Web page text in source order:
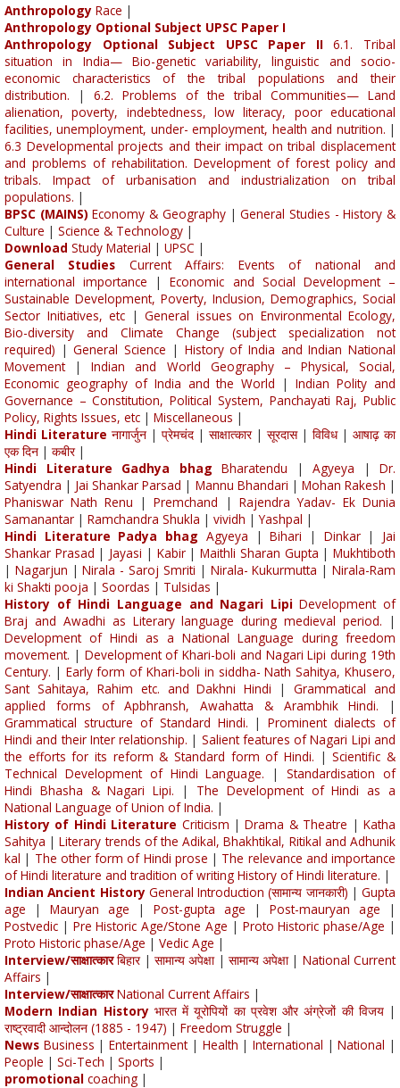
Anthropology Race |
Anthropology Optional Subject UPSC Paper I
Anthropology Optional Subject UPSC Paper II
6.1. Tribal
situation in India— Bio-genetic variability, linguistic and socio-
economic characteristics of the tribal populations and their
distribution. | 6.2. Problems of the tribal Communities— Land
alienation, poverty, indebtedness, low literacy, poor educational
facilities, unemployment, under- employment, health and nutrition. |
6.3 Developmental projects and their impact on tribal displacement
and problems of rehabilitation. Development of forest policy and
tribals. Impact of urbanisation and industrialization on tribal
populations. |
BPSC (MAINS) Economy & Geography|General Studies - History &
Culture | Science & Technology |
Download Study Material | UPSC |
General Studies
Current Affairs: Events of national and
international importance |Economic and Social Development –
Sustainable Development, Poverty, Inclusion, Demographics, Social
Sector Initiatives, etc | General issues on Environmental Ecology,
Bio-diversity and Climate Change (subject specialization not
required) |General Science | History of India and Indian National
Movement|Indian and World Geography – Physical, Social,
Economic geography of India and the World |Indian Polity and
Governance – Constitution, Political System, Panchayati Raj, Public
Policy, Rights Issues, etc | Miscellaneous |
Hindi Literature नागार्जुन | प्रेमचंद | साक्षात्कार| सूरदास| विविध| आषाढ़ का
एक दिन | कबीर|
Hindi Literature Gadhya bhag Bharatendu | Agyeya | Dr.
Satyendra | Jai Shankar Parsad | Mannu Bhandari | Mohan Rakesh |
Phaniswar Nath Renu |Premchand | Rajendra Yadav- Ek Dunia
Samanantar | Ramchandra Shukla | vividh |Yashpal |
Hindi Literature Padya bhag Agyeya |Bihari | Dinkar| Jai
Shankar Prasad | Jayasi | Kabir|Maithli Sharan Gupta |Mukhtiboth
| Nagarjun |Nirala - Saroj Smriti | Nirala- Kukurmutta |Nirala-Ram
ki Shakti pooja | Soordas | Tulsidas |
History of Hindi Language and Nagari Lipi Development of
Braj and Awadhi as Literary language during medieval period. |
Development of Hindi as a National Language during freedom
movement. | Development of Khari-boli and Nagari Lipi during 19th
Century. | Early form of Khari-boli in siddha- Nath Sahitya, Khusero,
Sant Sahitaya, Rahim etc. and Dakhni Hindi |Grammatical and
applied forms of Apbhransh, Awahatta & Arambhik Hindi. |
Grammatical structure of Standard Hindi. |Prominent dialects of
Hindi and their Inter relationship. | Salient features of Nagari Lipi and
the efforts for its reform & Standard form of Hindi. |Scientific &
Technical Development of Hindi Language. |Standardisation of
Hindi Bhasha & Nagari Lipi. | The Development of Hindi as a
National Language of Union of India. |
History of Hindi Literature Criticism |Drama & Theatre |Katha
Sahitya |Literary trends of the Adikal, Bhakhtikal, Ritikal and Adhunik
kal | The other form of Hindi prose | The relevance and importance
of Hindi literature and tradition of writing History of Hindi literature. |
Indian Ancient History General Introduction (सामान्य जानकारी) | Gupta
age | Mauryan age | Post-gupta age | Post-mauryan age |
Postvedic | Pre Historic Age/Stone Age | Proto Historic phase/Age |
Proto Historic phase/Age | Vedic Age |
Interview/साक्षात्कार बिहार | सामान्य अपेक्षा | सामान्य अपेक्षा | National Current
Affairs |
Interview/साक्षात्कार National Current Affairs |
Modern Indian History भारत में यूरोपियों का प्रवेश और अंग्रेजों की विजय|
राष्ट्रवादी आन्दोलन (1885 - 1947) | Freedom Struggle |
News Business |Entertainment| Health | International |National |
People | Sci-Tech | Sports |
promotional coaching |